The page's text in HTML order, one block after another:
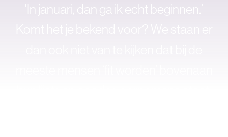
'In januari, dan ga ik echt beginnen.’